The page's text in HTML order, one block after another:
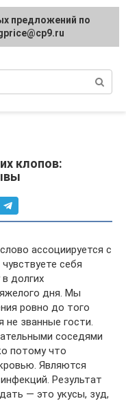
и
клопов:
ассоциируется с
себя
долгих
дня. Мы
ровно до того
не званные гости.
соседями
потому что
Являются
Результат
— это укусы, зуд,
предложений по